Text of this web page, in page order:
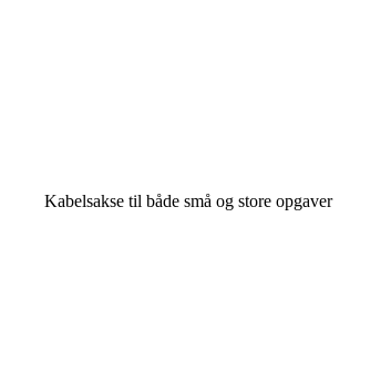
Kabelsakse til både små og store opgaver